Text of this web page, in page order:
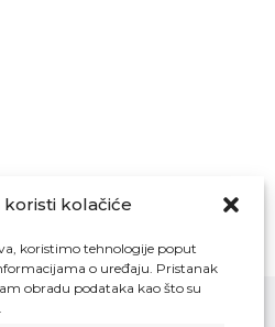
koristi kolačiće
koristimo tehnologije poput
o uređaju. Pristanak
obradu podataka kao što su